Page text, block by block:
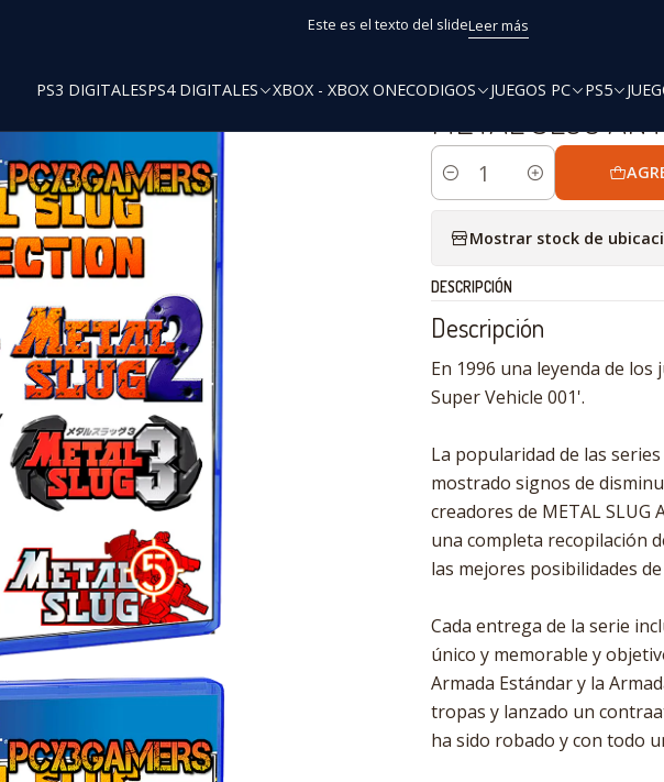
PS3 DIGITALESPS4 DIGITALES XBOX - XBOX ONECODIGOS JUEGOS PC PS5
Este es el texto del slideLeer más
Inicio METAL SLUG ANTHOLOGY™
|
METAL SLUG
Cantidad
Mostrar stock de
DESCRIPCIÓN
Descripción
En 1996 una leyenda de los
Super Vehicle 001'.
La popularidad de las
mostrado signos de
creadores de METAL
una completa recopilación
las mejores posibilidades
Cada entrega de la serie
único y memorable y
Armada Estándar y la
tropas y lanzado un
ha sido robado y con todo